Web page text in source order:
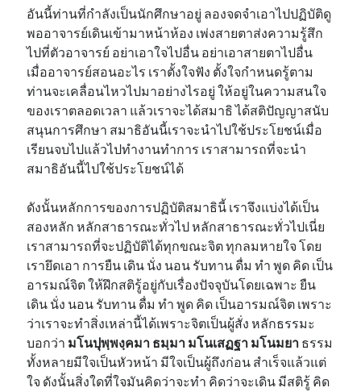
อันนี้ท่านที่กำลังเป็นนักศึกษาอยู่ ลองจดจำเอาไปปฏิบัติดู
พออาจารย์เดินเข้ามาหน้าห้อง เพ่งสายตาส่งความรู้สึก
ไปที่ตัวอาจารย์ อย่าเอาใจไปอื่น อย่าเอาสายตาไปอื่น
เมื่ออาจารย์สอนอะไร เราตั้งใจฟัง ตั้งใจกำหนดรู้ตาม
ท่านจะเคลื่อนไหวไปมาอย่างไรอยู่ ให้อยู่ในความสนใจ
ของเราตลอดเวลา แล้วเราจะได้สมาธิ ได้สติปัญญาสนับ
สนุนการศึกษา สมาธิอันนี้เราจะนำไปใช้ประโยชน์เมื่อ
เรียนจบไปแล้วไปทำงานทำการ เราสามารถที่จะนำ
สมาธิอันนี้ไปใช้ประโยชน์ได้
ดังนั้นหลักการของการปฏิบัติสมาธินี้ เราจึงแบ่งได้เป็น
สองหลัก หลักสาธารณะทั่วไป หลักสาธารณะทั่วไปเนี่ย
เราสามารถที่จะปฏิบัติได้ทุกขณะจิต ทุกลมหายใจ โดย
เรายึดเอา การยืน เดิน นั่ง นอน รับทาน ดื่ม ทำ พูด คิด เป็น
อารมณ์จิต ให้ฝึกสติรู้อยู่กับเรื่องปัจจุบันโดยเฉพาะ ยืน
เดิน นั่ง นอน รับทาน ดื่ม ทำ พูด คิด เป็นอารมณ์จิต เพราะ
ว่าเราจะทำสิ่งเหล่านี้ได้เพราะจิตเป็นผู้สั่ง หลักธรรมะ
บอกว่า มโนปุพฺพงฺคมา ธมฺมา มโนเสฏฐา มโนมยา ธรรม
ทั้งหลายมีใจเป็นหัวหน้า มีใจเป็นผู้ถึงก่อน สำเร็จแล้วแต่
ใจ ดังนั้นสิ่งใดที่ใจมันคิดว่าจะทำ คิดว่าจะเดิน มีสติรู้ คิด